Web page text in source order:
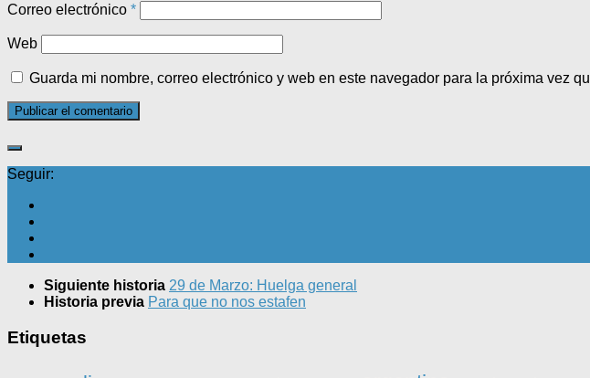
Correo electrónico *
Web
Guarda mi nombre, correo electrónico y web en este navegador para la próxima vez
Seguir:
Siguiente historia 29 de Marzo: Huelga general
Historia previa Para que no nos estafen
Etiquetas